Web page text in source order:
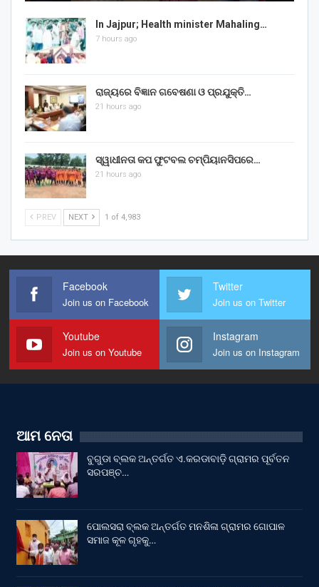
In Jajpur; Health minister Mahaling…
7 hours ago
ରାଜ୍ୟରେ ବିଜ୍ଞାନ ଗବେଷଣା ଓ ପ୍ରଯୁକ୍ତି…
21 hours ago
ସ୍ୱାଧୀନତା କପ ଫୁଟବଲ ଚମ୍ପିୟାନସିପରେ…
21 hours ago
PREV NEXT 1 of 4,983
Facebook
Join us on Facebook
Twitter
Join us on Twitter
Youtube
Join us on Youtube
Instagram
Join us on Instagram
ଆମ ନେତା
ବୁଗୁଡା ବ୍ଲକ ଅନ୍ତର୍ଗତ ଏ.କରଡାବାଡ଼ି ଗ୍ରାମର ପୂର୍ବତନ
ସରପଞ୍ଚ…
ପୋଲସରା ବ୍ଲକ ଅନ୍ତର୍ଗତ ମନଶିଳା ଗ୍ରାମର ଗୋପାଳ
ସମାଜ କୂଳ ଗୃହକୁ…